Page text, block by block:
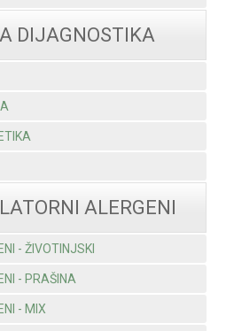
DIJAGNOSTIKA
ALERGENI
- ŽIVOTINJSKI
- PRAŠINA
- MIX